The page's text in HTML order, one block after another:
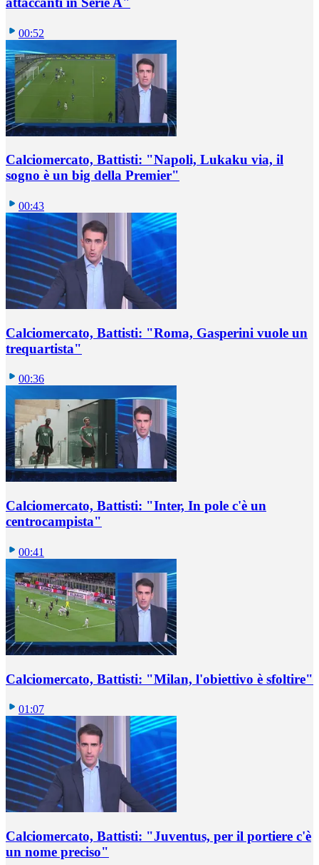
00:52
Calciomercato, Battisti: "Napoli, Lukaku via, il
sogno è un big della Premier"
00:43
Calciomercato, Battisti: "Roma, Gasperini vuole un
trequartista"
00:36
Calciomercato, Battisti: "Inter, In pole c'è un
centrocampista"
00:41
Calciomercato, Battisti: "Milan, l'obiettivo è sfoltire"
01:07
Calciomercato, Battisti: "Juventus, per il portiere c'è
un nome preciso"